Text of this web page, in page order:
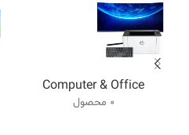
Computer & Office
0 محصول